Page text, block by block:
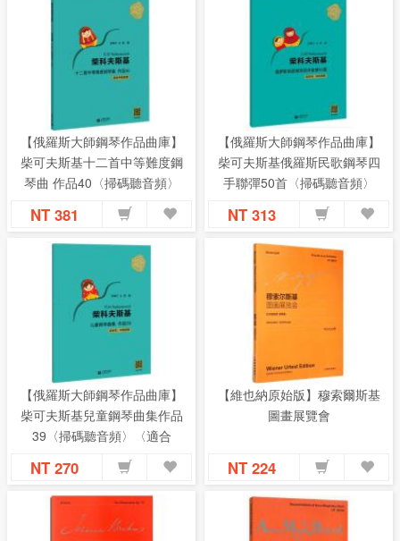
【俄羅斯大師鋼琴作品曲庫】
柴可夫斯基十二首中等難度鋼
琴曲 作品40〈掃碼聽音頻〉
〈適合中級程度〉
NT 381
【俄羅斯大師鋼琴作品曲庫】
柴可夫斯基俄羅斯民歌鋼琴四
手聯彈50首〈掃碼聽音頻〉
〈適合初、中級程度〉
NT 313
【俄羅斯大師鋼琴作品曲庫】
柴可夫斯基兒童鋼琴曲集作品
39〈掃碼聽音頻〉〈適合
初、中級程度〉
NT 270
【維也納原始版】穆索爾斯基
圖畫展覽會
NT 224